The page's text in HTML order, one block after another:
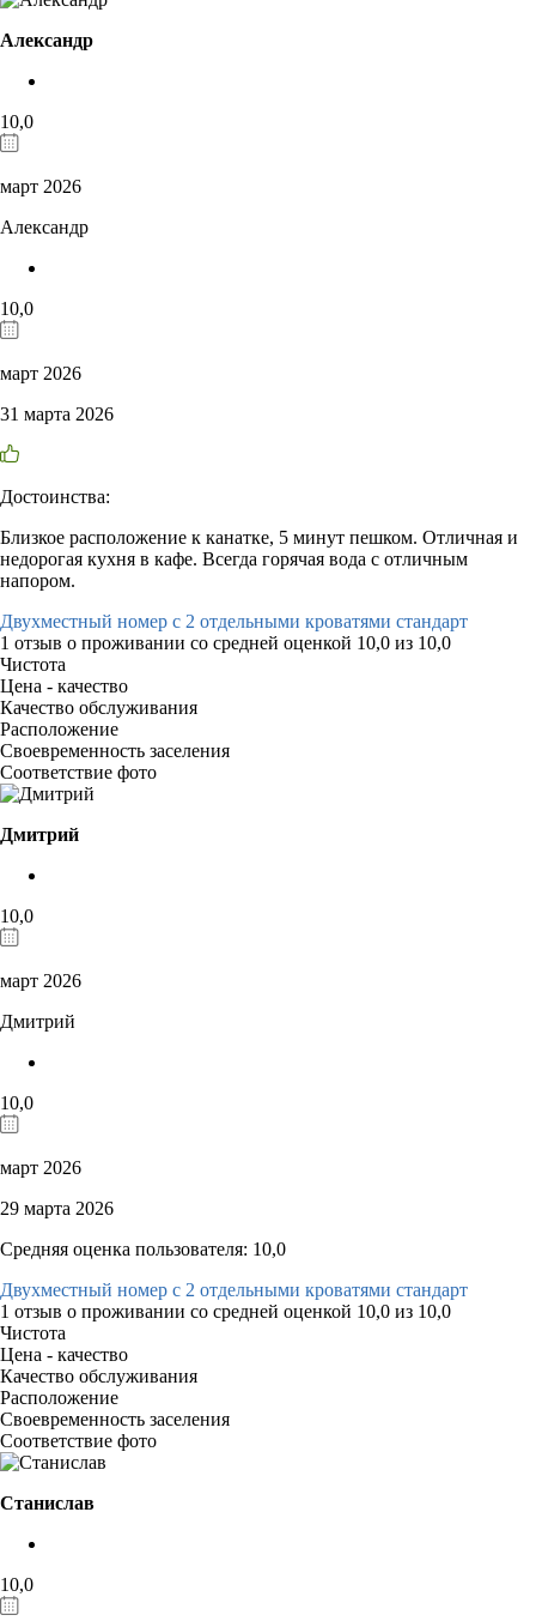
Александр
10,0
март 2026
Александр
10,0
март 2026
31 марта 2026
Достоинства:
Близкое расположение к канатке, 5 минут пешком. Отличная и
недорогая кухня в кафе. Всегда горячая вода с отличным
напором.
Двухместный номер с 2 отдельными кроватями стандарт
1 отзыв о проживании со средней оценкой 10,0 из 10,0
Чистота
Цена - качество
Качество обслуживания
Расположение
Своевременность заселения
Соответствие фото
Дмитрий
10,0
март 2026
Дмитрий
10,0
март 2026
29 марта 2026
Средняя оценка пользователя: 10,0
Двухместный номер с 2 отдельными кроватями стандарт
1 отзыв о проживании со средней оценкой 10,0 из 10,0
Чистота
Цена - качество
Качество обслуживания
Расположение
Своевременность заселения
Соответствие фото
Станислав
10,0